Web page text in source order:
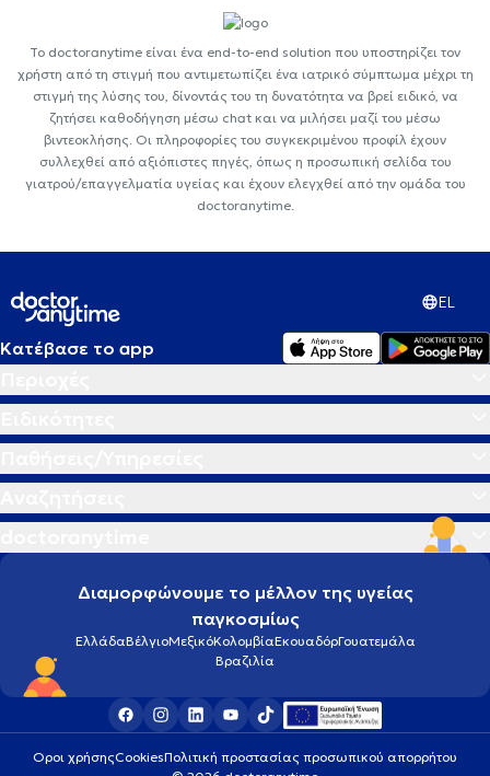
Το doctoranytime είναι ένα end-to-end solution που υποστηρίζει τον
χρήστη από τη στιγμή που αντιμετωπίζει ένα ιατρικό σύμπτωμα μέχρι τη
στιγμή της λύσης του, δίνοντάς του τη δυνατότητα να βρεί ειδικό, να
ζητήσει καθοδήγηση μέσω chat και να μιλήσει μαζί του μέσω
βιντεοκλήσης. Οι πληροφορίες του συγκεκριμένου προφίλ έχουν
συλλεχθεί από αξιόπιστες πηγές, όπως η προσωπική σελίδα του
γιατρού/επαγγελματία υγείας και έχουν ελεγχθεί από την ομάδα του
doctoranytime.
EL
Κατέβασε το app
Διαμορφώνουμε το μέλλον της υγείας
παγκοσμίως
ΕλλάδαΒέλγιοΜεξικόΚολομβίαΕκουαδόρΓουατεμάλα
Βραζιλία
Οροι χρήσηςCookiesΠολιτική προστασίας προσωπικού απορρήτου